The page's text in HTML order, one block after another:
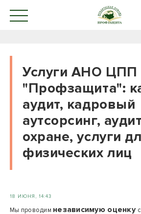
Услуги АНО ЦПП
"Профзащита":
аудит, кадровый
аутсорсинг,
охране, услуги
физических лиц
18 ИЮНЯ, 14:43
Мы проводим независимую оценку